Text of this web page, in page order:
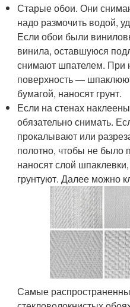
Старые обои. Они
надо размочить водой,
Если обои были
винила, оставшуюся
снимают шпателем. При
поверхность —
бумагой, наносят грунт.
Если на стенах
обязательно снимать.
прокалывают или
полотно, чтобы не было
наносят слой
грунтуют. Далее можно
Самые